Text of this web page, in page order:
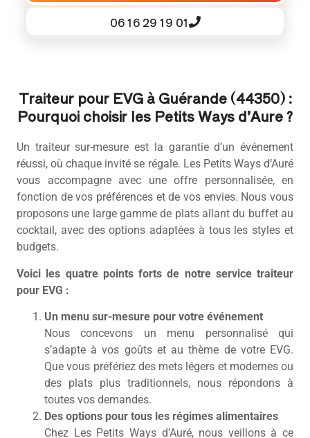
06 16 29 19 01
Traiteur pour EVG à Guérande (44350) :
Pourquoi choisir les Petits Ways d’Aure ?
Un traiteur sur-mesure est la garantie d’un événement
réussi, où chaque invité se régale. Les Petits Ways d’Auré
vous accompagne avec une offre personnalisée, en
fonction de vos préférences et de vos envies. Nous vous
proposons une large gamme de plats allant du buffet au
cocktail, avec des options adaptées à tous les styles et
budgets.
Voici les quatre points forts de notre service traiteur
pour EVG :
Un menu sur-mesure pour votre événement
Nous concevons un menu personnalisé qui
s’adapte à vos goûts et au thème de votre EVG.
Que vous préfériez des mets légers et modernes ou
des plats plus traditionnels, nous répondons à
toutes vos demandes.
Des options pour tous les régimes alimentaires
Chez Les Petits Ways d’Auré, nous veillons à ce